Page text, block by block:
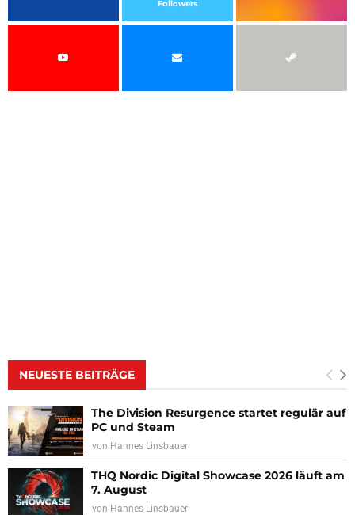
Followers
NEUESTE BEITRÄGE
The Division Resurgence startet regulär auf
PC und Steam
von Hannes Linsbauer
THQ Nordic Digital Showcase 2026 läuft am
7. August
von Hannes Linsbauer